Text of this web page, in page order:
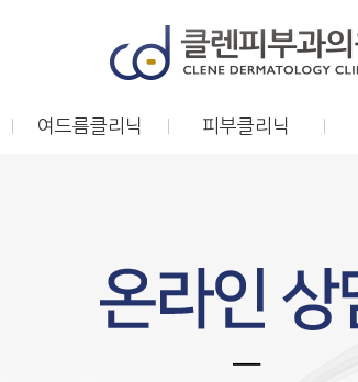
여드름클리닉 피부클리닉